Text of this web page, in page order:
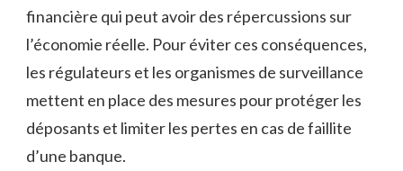
financière qui peut avoir des répercussions sur
l’économie réelle. Pour éviter ces conséquences,
les régulateurs et les organismes de surveillance
mettent en place des mesures pour protéger les
déposants et limiter les pertes en cas de faillite
d’une banque.